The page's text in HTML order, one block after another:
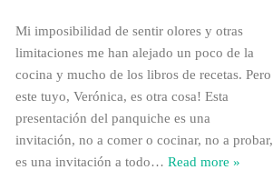
Mi imposibilidad de sentir olores y otras
limitaciones me han alejado un poco de la
cocina y mucho de los libros de recetas. Pero
este tuyo, Verónica, es otra cosa! Esta
presentación del panquiche es una
invitación, no a comer o cocinar, no a probar,
es una invitación a todo…Read more »